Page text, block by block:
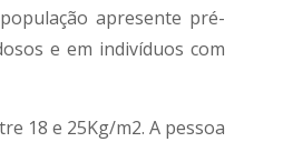
apresente pré-
e em indivíduos com
18 e 25Kg/m2. A pessoa